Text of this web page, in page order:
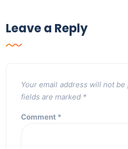
Leave a Reply
Your email address will not be
fields are marked *
Comment *